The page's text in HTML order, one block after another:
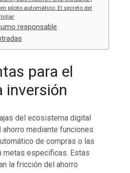
piloto automático: El secreto del
responsable
para el
inversión
del ecosistema digital
mediante funciones
de compras o las
metas específicas. Estas
la fricción del ahorro